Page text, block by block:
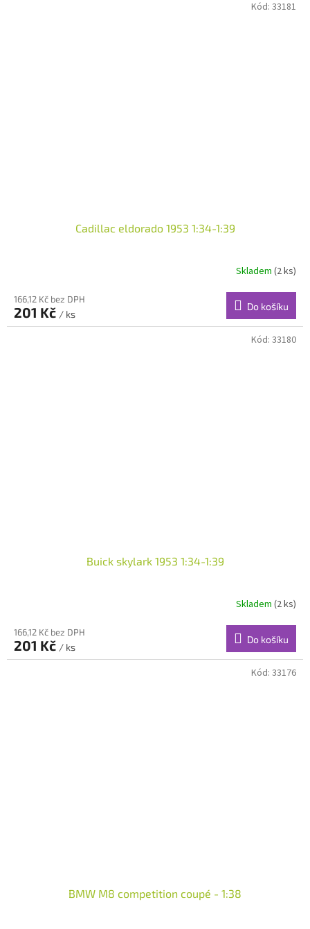
Cadillac eldorado 1953 1:34-1:39
Skladem (2 ks)
166,12 Kč bez DPH
201 Kč / ks
Do košíku
Kód: 33181
Buick skylark 1953 1:34-1:39
Skladem (2 ks)
166,12 Kč bez DPH
201 Kč / ks
Do košíku
Kód: 33180
BMW M8 competition coupé - 1:38
Kód: 33176